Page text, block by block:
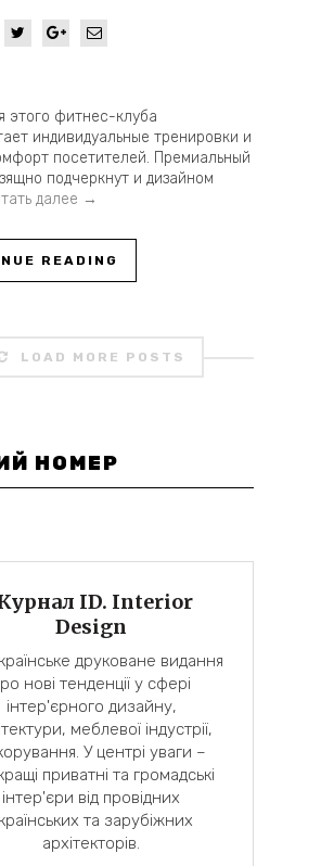
этого фитнес-клуба
индивидуальные тренировки и
посетителей. Премиальный
подчеркнут и дизайном
далее →
READING
LOAD MORE POSTS
НОМЕР
ID. Interior
Design
друковане видання
нові тенденції у сфері
інтер'єрного дизайну,
меблевої індустрії,
У центрі уваги –
приватні та громадські
інтер'єри від провідних
та зарубіжних
архітекторів.